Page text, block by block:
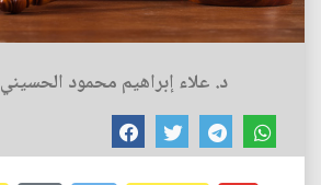
د. علاء إبراهيم محمود الحسيني